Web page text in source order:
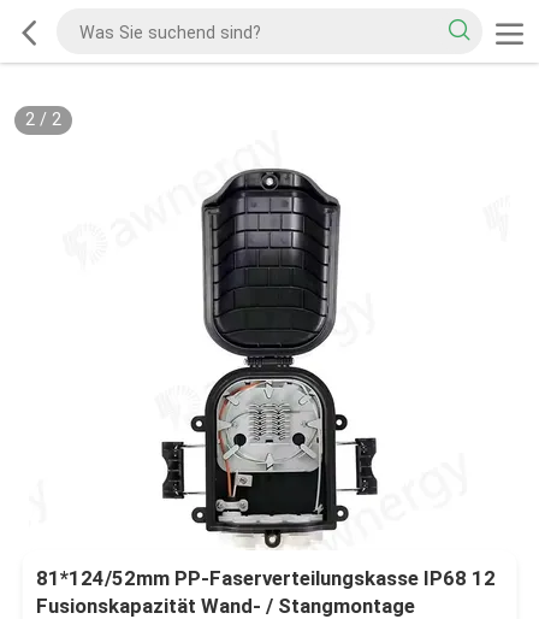
2/ 2
81*124/52mm PP-Faserverteilungskasse IP68 12
Fusionskapazität Wand- / Stangmontage